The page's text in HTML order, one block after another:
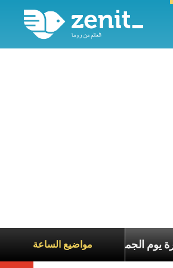
مواضيع الساعة
عناوين نشرة يوم الجمعة 7 آب 2026: السلام يُبنى بصبر يومًا بعد يوم